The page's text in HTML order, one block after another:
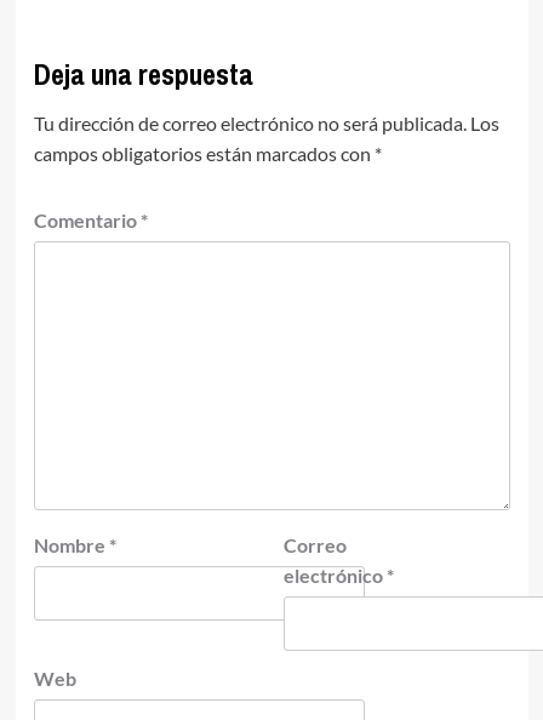
Deja una respuesta
Tu dirección de correo electrónico no será publicada. Los
campos obligatorios están marcados con *
Comentario *
Nombre *
Correo
electrónico *
Web